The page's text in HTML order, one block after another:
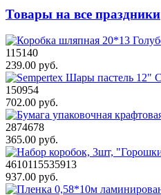
Товары на все праздники
115140
239.00 руб.
150954
702.00 руб.
2874678
365.00 руб.
4610115535913
937.00 руб.